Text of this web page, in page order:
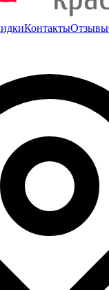
КонтактыОтзывы